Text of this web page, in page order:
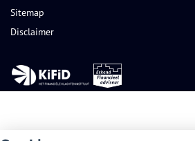
Sitemap
Disclaimer